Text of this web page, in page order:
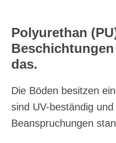
Polyurethan
das.
Die Böden besitzen
sind UV-beständig
Beanspruchungen